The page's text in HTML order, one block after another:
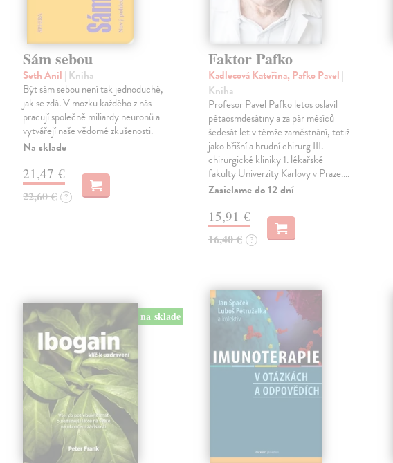
Sám sebou
Seth Anil | Kniha
Být sám sebou není tak jednoduché,
jak se zdá. V mozku každého z nás
pracují společně miliardy neuronů a
vytvářejí naše vědomé zkušenosti.
Na sklade
21,47 €
22,60 € ?
Faktor Pafko
Kadlecová Kateřina, Pafko Pavel |
Kniha
Profesor Pavel Pafko letos oslavil
pětaosmdesátiny a za pár měsíců
šedesát let v témže zaměstnání, totiž
jako břišní a hrudní chirurg III.
chirurgické kliniky 1. lékařské
fakulty Univerzity Karlovy v Praze.…
Zasielame do 12 dní
15,91 €
16,40 € ?
na sklade